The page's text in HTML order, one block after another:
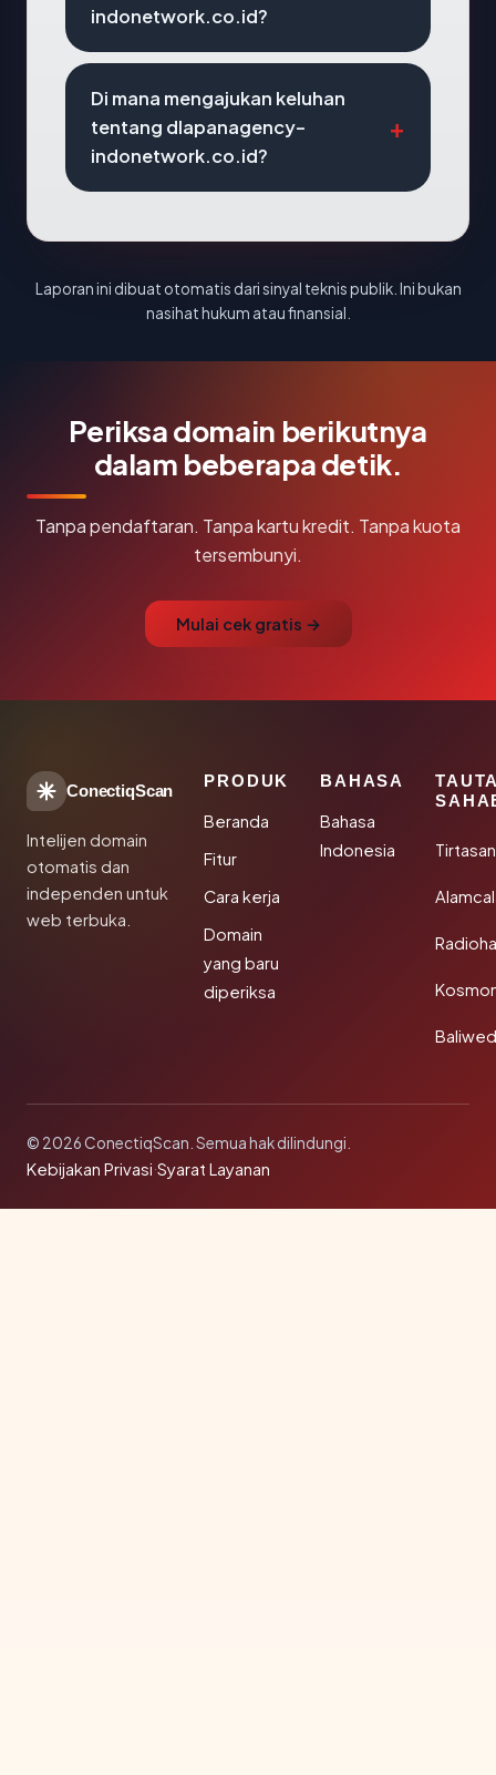
indonetwork.co.id?
Di mana mengajukan keluhan
tentang dlapanagency-
indonetwork.co.id?
Laporan ini dibuat otomatis dari sinyal teknis publik. Ini bukan
nasihat hukum atau finansial.
Periksa domain berikutnya
dalam beberapa detik.
Tanpa pendaftaran. Tanpa kartu kredit. Tanpa kuota
tersembunyi.
Mulai cek gratis →
ConectiqScan
Intelijen domain
otomatis dan
independen untuk
web terbuka.
PRODUK
Beranda
Fitur
Cara kerja
Domain
yang baru
diperiksa
BAHASA
Bahasa
Indonesia
© 2026 ConectiqScan. Semua hak dilindungi.
Kebijakan Privasi·Syarat Layanan